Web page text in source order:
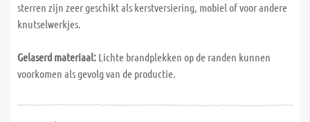
sterren zijn zeer geschikt als kerstversiering, mobiel of voor andere
knutselwerkjes.
Gelaserd materiaal: Lichte brandplekken op de randen kunnen
voorkomen als gevolg van de productie.